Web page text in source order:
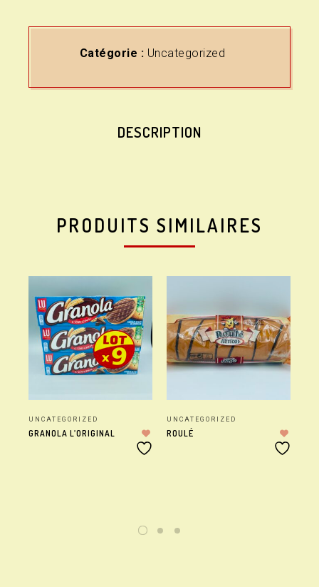
Catégorie : Uncategorized
DESCRIPTION
PRODUITS SIMILAIRES
UNCATEGORIZED
GRANOLA L’ORIGINAL
UNCATEGORIZED
ROULÉ